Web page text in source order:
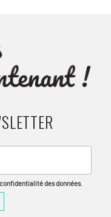
des données.